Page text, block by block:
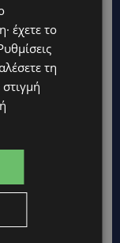
έχετε το
τη